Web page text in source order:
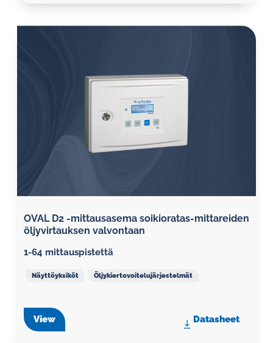
OVAL D2 -mittausasema soikioratas-mittareiden
öljyvirtauksen valvontaan
1-64 mittauspistettä
Näyttöyksiköt Öljykiertovoitelujärjestelmät
View Datasheet